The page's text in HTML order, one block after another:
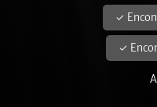
✓
✓